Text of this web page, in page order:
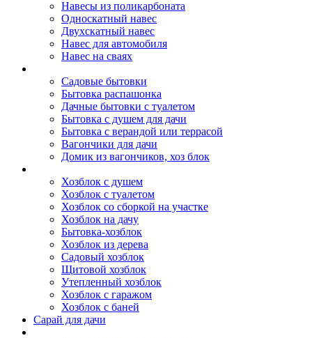
Навесы из поликарбоната
Односкатный навес
Двухскатный навес
Навес для автомобиля
Навес на сваях
Садовые бытовки
Бытовка распашонка
Дачные бытовки с туалетом
Бытовка с душем для дачи
Бытовка с верандой или террасой
Вагончики для дачи
Домик из вагончиков, хоз блок
Хозблок с душем
Хозблок с туалетом
Хозблок со сборкой на участке
Хозблок на дачу
Бытовка-хозблок
Хозблок из дерева
Садовый хозблок
Щитовой хозблок
Утепленный хозблок
Хозблок с гаражом
Хозблок с баней
Сарай для дачи